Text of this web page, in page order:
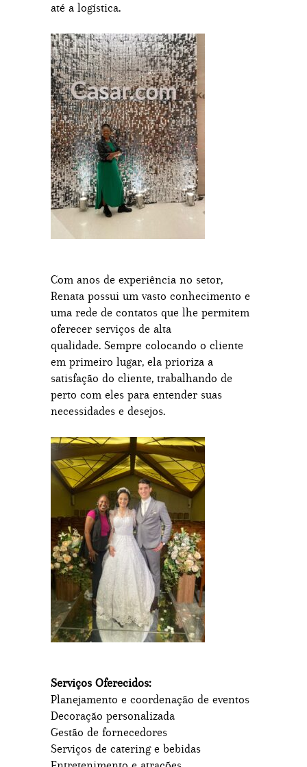
até a logística.
Com anos de experiência no setor,
Renata possui um vasto conhecimento e
uma rede de contatos que lhe permitem
oferecer serviços de alta
qualidade. Sempre colocando o cliente
em primeiro lugar, ela prioriza a
satisfação do cliente, trabalhando de
perto com eles para entender suas
necessidades e desejos.
Serviços Oferecidos:
Planejamento e coordenação de eventos
Decoração personalizada
Gestão de fornecedores
Serviços de catering e bebidas